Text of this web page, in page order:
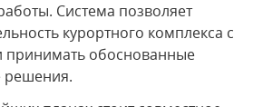
Система позволяет
курортного комплекса с
принимать обоснованные
решения.